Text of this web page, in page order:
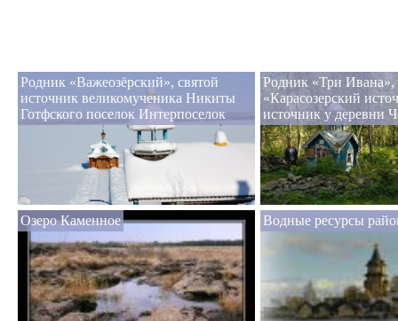
Родник «Важеозёрский», святой
источник великомученика Никиты
Готфского поселок Интерпоселок
Родник «Три Ивана»,
«Карасозерский
источник у деревни
Озеро Каменное Водные ресурсы